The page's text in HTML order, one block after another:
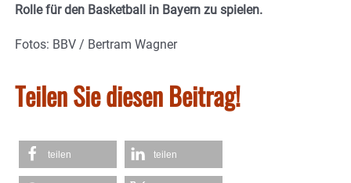
Rolle für den Basketball in Bayern zu spielen.
Fotos: BBV / Bertram Wagner
Teilen Sie diesen Beitrag!
teilen teilen